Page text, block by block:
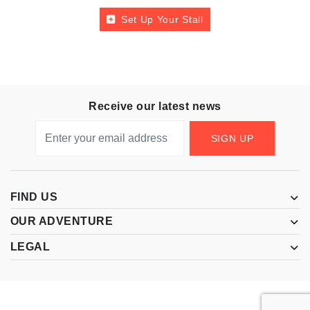
Set Up Your Stall
Receive our latest news
SIGN UP
FIND US
OUR ADVENTURE
LEGAL